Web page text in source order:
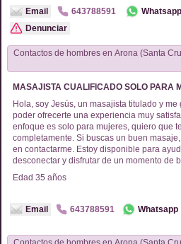
Email 643788591 Whatsapp
Denunciar
Contactos de hombres en Arona (Santa
MASAJISTA CUALIFICADO SOLO PARA
Hola, soy Jesús, un masajista titulado y me
poder ofrecerte una experiencia muy
enfoque es solo para mujeres, quiero que
completamente. Si buscas un buen
en contactarme. Estoy disponible para
desconectar y disfrutar de un momento de
¿Listas para esa sensación de alivio?
para adaptar mi trabajo a tus necesidades!
Edad 35 años
Email 643788591 Whatsapp